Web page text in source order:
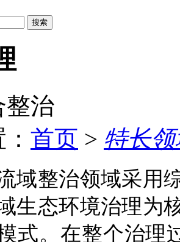
整治
首页 > 特长
域整治领域采用
生态环境治理为
式。在整个治理